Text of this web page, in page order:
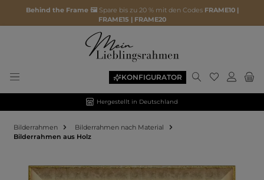
Behind the Frame 🖼️ Spare bis zu 20 % mit den Codes FRAME10 |
FRAME15 | FRAME20
KONFIGURATOR
Hergestellt in Deutschland
Bilderrahmen
Bilderrahmen nach Material
Bilderrahmen aus Holz
Bildergalerie überspringen